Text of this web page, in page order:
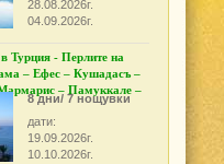
28.08.2026г.
04.09.2026г.
Турция - Перлите на
– Ефес – Кушадасъ –
– Памуккале –
8 дни/ 7 нощувки
дати:
19.09.2026г.
10.10.2026г.